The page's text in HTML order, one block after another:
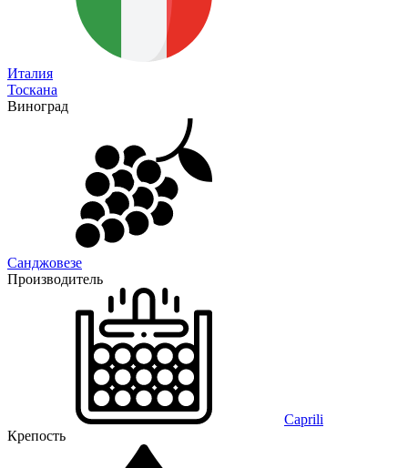
Италия
Тоскана
Виноград
Санджовезе
Производитель
Caprili
Крепость